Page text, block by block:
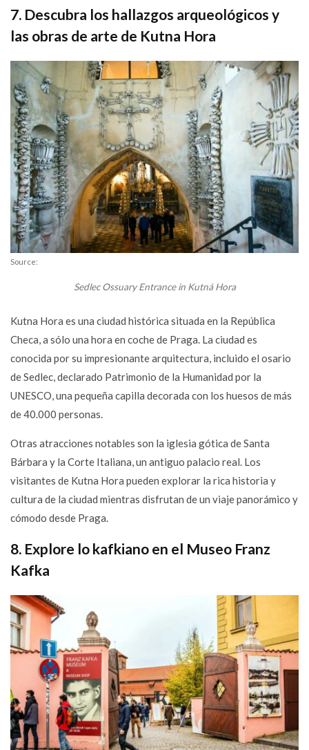
7. Descubra los hallazgos arqueológicos y
las obras de arte de Kutna Hora
Source:
Sedlec Ossuary Entrance in Kutná Hora
Kutna Hora es una ciudad histórica situada en la República
Checa, a sólo una hora en coche de Praga. La ciudad es
conocida por su impresionante arquitectura, incluido el osario
de Sedlec, declarado Patrimonio de la Humanidad por la
UNESCO, una pequeña capilla decorada con los huesos de más
de 40.000 personas.
Otras atracciones notables son la iglesia gótica de Santa
Bárbara y la Corte Italiana, un antiguo palacio real. Los
visitantes de Kutna Hora pueden explorar la rica historia y
cultura de la ciudad mientras disfrutan de un viaje panorámico y
cómodo desde Praga.
8. Explore lo kafkiano en el Museo Franz
Kafka